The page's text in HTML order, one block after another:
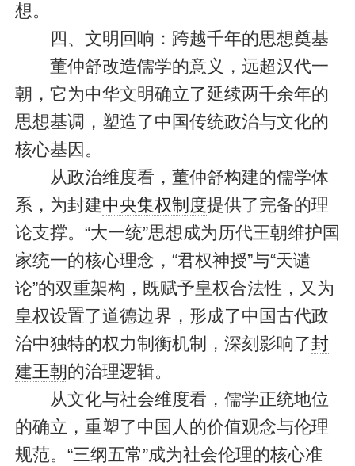
想。
四、文明回响：跨越千年的思想奠基
董仲舒改造儒学的意义，远超汉代一
朝，它为中华文明确立了延续两千余年的
思想基调，塑造了中国传统政治与文化的
核心基因。
从政治维度看，董仲舒构建的儒学体
系，为封建中央集权制度提供了完备的理
论支撑。“大一统”思想成为历代王朝维护国
家统一的核心理念，“君权神授”与“天谴
论”的双重架构，既赋予皇权合法性，又为
皇权设置了道德边界，形成了中国古代政
治中独特的权力制衡机制，深刻影响了封
建王朝的治理逻辑。
从文化与社会维度看，儒学正统地位
的确立，重塑了中国人的价值观念与伦理
规范。“三纲五常”成为社会伦理的核心准